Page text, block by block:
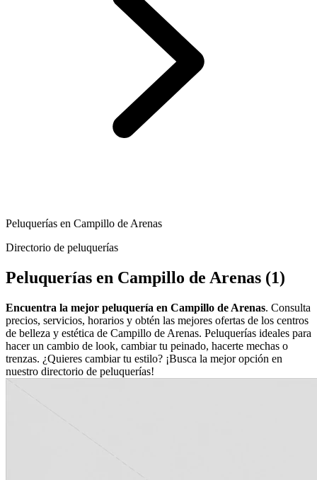
Peluquerías en Campillo de Arenas
Directorio de peluquerías
Peluquerías en Campillo de Arenas (1)
Encuentra la mejor peluquería en Campillo de Arenas. Consulta
precios, servicios, horarios y obtén las mejores ofertas de los centros
de belleza y estética de Campillo de Arenas. Peluquerías ideales para
hacer un cambio de look, cambiar tu peinado, hacerte mechas o
trenzas. ¿Quieres cambiar tu estilo? ¡Busca la mejor opción en
nuestro directorio de peluquerías!